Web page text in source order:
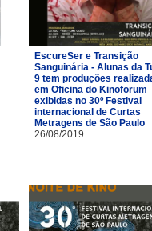
EscureSer e Transição
Sanguinária - Alunas da
9 tem produções
em Oficina do Kinoforum
exibidas no 30º Festival
internacional de Curtas
Metragens de São Paulo
26/08/2019